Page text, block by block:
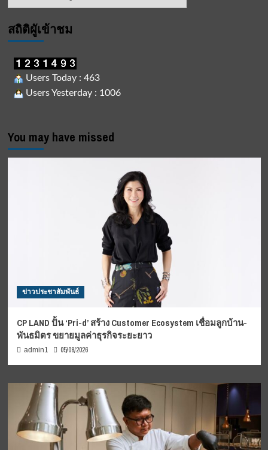
สถิติผูัเข้าชม
Users Today : 463
Users Yesterday : 1006
You may have missed
ข่าวประชาสัมพันธ์
CP LAND ปั้น ‘Pri-d’ สร้าง Customer Ecosystem เชื่อมลูกบ้าน-
พันธมิตร ขยายมูลค่าธุรกิจระยะยาว
admin1 05/08/2026